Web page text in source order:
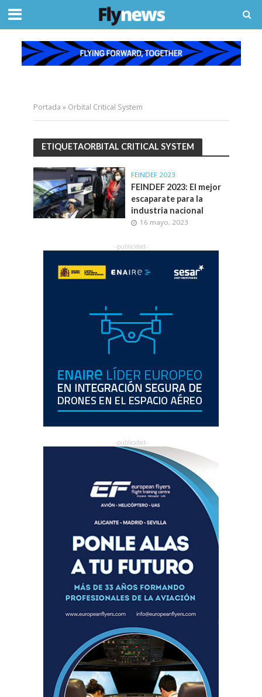
Portada » Orbital Critical System
ETIQUETAORBITAL CRITICAL SYSTEM
FEINDEF 2023
FEINDEF 2023: El mejor
escaparate para la
industria nacional
16 mayo, 2023